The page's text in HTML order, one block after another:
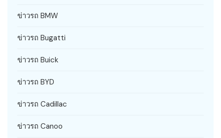
ข่าวรถ BMW
ข่าวรถ Bugatti
ข่าวรถ Buick
ข่าวรถ BYD
ข่าวรถ Cadillac
ข่าวรถ Canoo